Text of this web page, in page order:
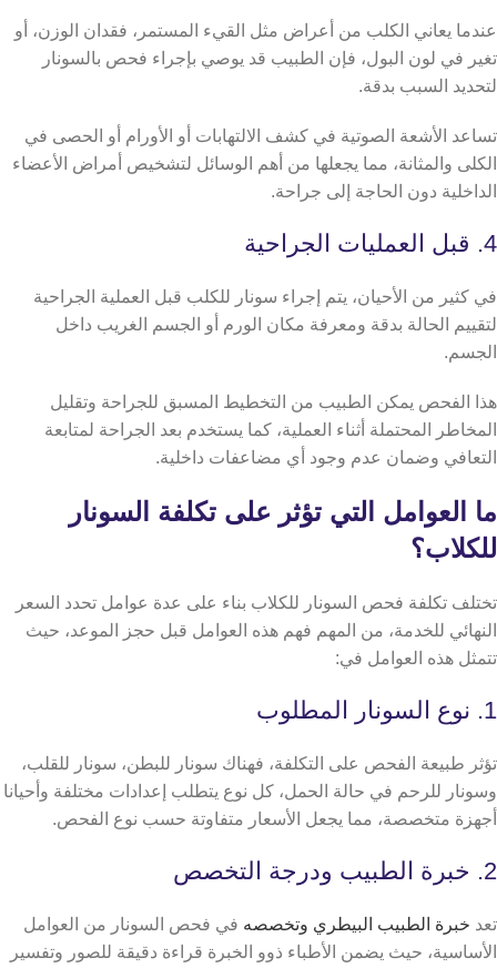
عندما يعاني الكلب من أعراض مثل القيء المستمر، فقدان الوزن، أو
تغير في لون البول، فإن الطبيب قد يوصي بإجراء فحص بالسونار
لتحديد السبب بدقة.
تساعد الأشعة الصوتية في كشف الالتهابات أو الأورام أو الحصى في
الكلى والمثانة، مما يجعلها من أهم الوسائل لتشخيص أمراض الأعضاء
الداخلية دون الحاجة إلى جراحة.
4. قبل العمليات الجراحية
في كثير من الأحيان، يتم إجراء سونار للكلب قبل العملية الجراحية
لتقييم الحالة بدقة ومعرفة مكان الورم أو الجسم الغريب داخل
الجسم.
هذا الفحص يمكن الطبيب من التخطيط المسبق للجراحة وتقليل
المخاطر المحتملة أثناء العملية، كما يستخدم بعد الجراحة لمتابعة
التعافي وضمان عدم وجود أي مضاعفات داخلية.
ما العوامل التي تؤثر على تكلفة السونار
للكلاب؟
تختلف تكلفة فحص السونار للكلاب بناء على عدة عوامل تحدد السعر
النهائي للخدمة، من المهم فهم هذه العوامل قبل حجز الموعد، حيث
تتمثل هذه العوامل في:
1. نوع السونار المطلوب
تؤثر طبيعة الفحص على التكلفة، فهناك سونار للبطن، سونار للقلب،
وسونار للرحم في حالة الحمل، كل نوع يتطلب إعدادات مختلفة وأحيانا
أجهزة متخصصة، مما يجعل الأسعار متفاوتة حسب نوع الفحص.
2. خبرة الطبيب ودرجة التخصص
تعد خبرة الطبيب البيطري وتخصصه في فحص السونار من العوامل
الأساسية، حيث يضمن الأطباء ذوو الخبرة قراءة دقيقة للصور وتفسير